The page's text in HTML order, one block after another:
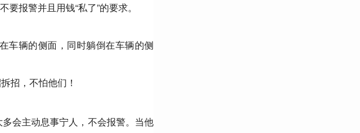
报警并且用钱“私了”的要求。
车辆的侧面，同时躺倒在车辆的侧
招，不怕他们！
会主动息事宁人，不会报警。当他